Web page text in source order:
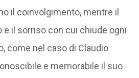
il coinvolgimento, mentre il
e il sorriso con cui chiude ogni
come nel caso di Claudio
e memorabile il suo